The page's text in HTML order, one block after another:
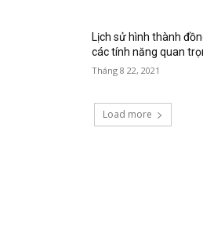
Lịch sử hình thành
các tính năng quan
Tháng 8 22, 2021
Load more